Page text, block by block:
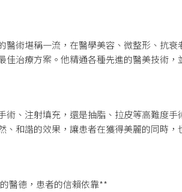
醫術堪稱一流，在醫學美容、微整形、抗
佳治療方案。他精通各種先進的醫美技術
術、注射填充，還是抽脂、拉皮等高難度
、和諧的效果，讓患者在獲得美麗的同時，
醫德，患者的信賴依靠**